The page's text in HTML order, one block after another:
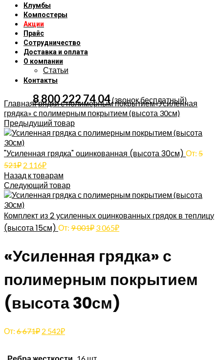
Клумбы
Компостеры
Акции
Прайс
Сотрудничество
Доставка и оплата
О компании
Статьи
Контакты
8 800 222 74 04(звонок бесплатный)
Увеличить
ГлавнаяГрядки с полимерным покрытием«Усиленная
грядка» с полимерным покрытием (высота 30см)
Предыдущий товар
"Усиленная грядка" оцинкованная (высота 30см) От: 5
521₽ 2 116₽
Назад к товарам
Следующий товар
Комплект из 2 усиленных оцинкованных грядок в теплицу
(высота 15см) От: 9 001₽ 3 065₽
«Усиленная грядка» с
полимерным покрытием
(высота 30см)
От: 6 671₽ 2 542₽